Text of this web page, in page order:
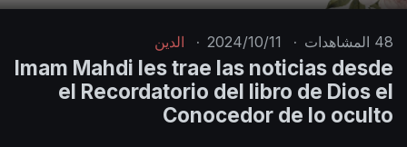
P
a
M
u
e
S
t
P
P
E
n
t
e
r
48 المشاهدات ·
2024/10/11
· الدين
Imam Mahdi les trae las noticias desde
el Recordatorio del libro de Dios el
Conocedor de lo oculto